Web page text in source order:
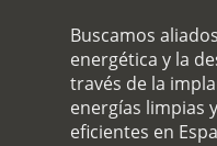
Buscamos
energética y la
través de la
energías limpias
eficientes en